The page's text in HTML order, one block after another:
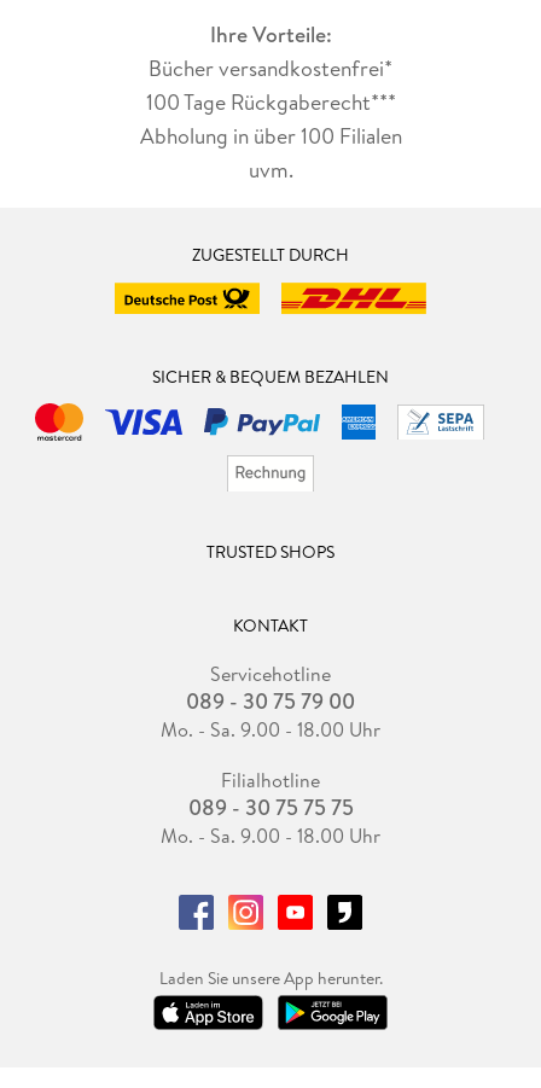
Ihre Vorteile:
Bücher versandkostenfrei*
100 Tage Rückgaberecht***
Abholung in über 100 Filialen
uvm.
ZUGESTELLT DURCH
SICHER & BEQUEM BEZAHLEN
TRUSTED SHOPS
KONTAKT
Servicehotline
089 - 30 75 79 00
Mo. - Sa. 9.00 - 18.00 Uhr
Filialhotline
089 - 30 75 75 75
Mo. - Sa. 9.00 - 18.00 Uhr
Laden Sie unsere App herunter.